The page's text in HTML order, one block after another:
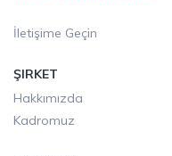
İletişime Geçin
ŞIRKET
Hakkımızda
Kadromuz